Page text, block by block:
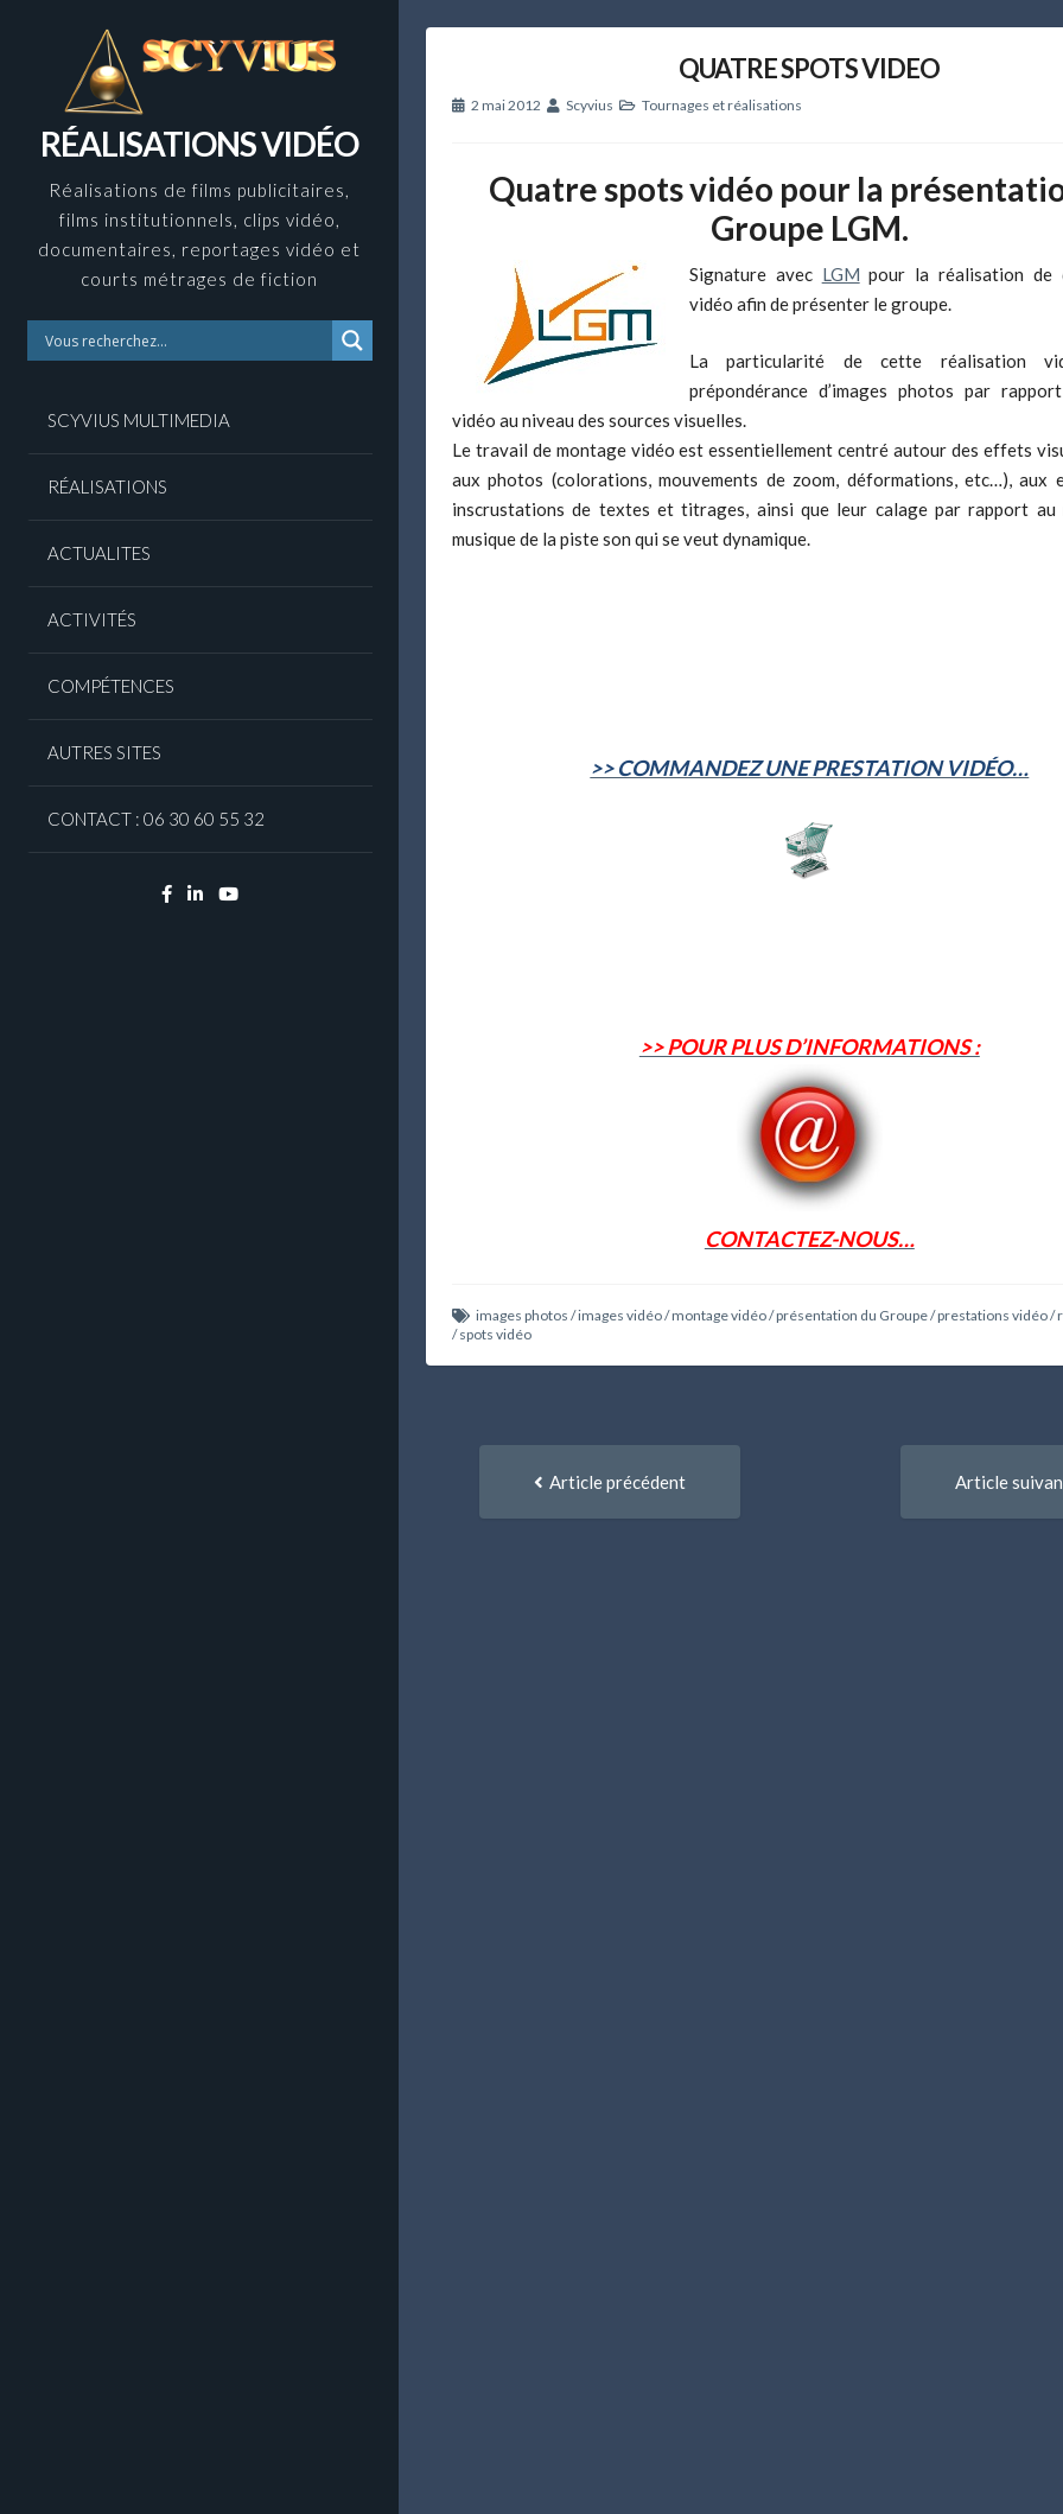
RÉALISATIONS VIDÉO
Réalisations de films publicitaires,
films institutionnels, clips vidéo,
documentaires, reportages vidéo et
courts métrages de fiction
SCYVIUS MULTIMEDIA
RÉALISATIONS
ACTUALITES
ACTIVITÉS
COMPÉTENCES
AUTRES SITES
CONTACT : 06 30 60 55 32
Facebook
LinkedinYouTube
QUATRE SPOTS VIDEO
2 mai 2012 Scyvius Tournages et réalisations
Quatre spots vidéo pour la
Groupe LGM.
Signature avec LGM pour la réalisation de
vidéo afin de présenter le groupe.
La particularité de cette réalisation
prépondérance d’images photos par
vidéo au niveau des sources visuelles.
Le travail de montage vidéo est essentiellement centré autour des effets
aux photos (colorations, mouvements de zoom, déformations, etc…), aux
inscrustations de textes et titrages, ainsi que leur calage par rapport au
musique de la piste son qui se veut dynamique.
>> COMMANDEZ UNE PRESTATION VIDÉO…
>> POUR PLUS D’INFORMATIONS :
CONTACTEZ-NOUS…
images photos /images vidéo/montage vidéo/présentation du Groupe/prestations vidéo/
/spots vidéo
entre
Article précédent
:
Article
DE LA TECHNIQUE FILMS VIDÉO
RÉALISATIONS REPORTAGES
TRAITEMENT DE